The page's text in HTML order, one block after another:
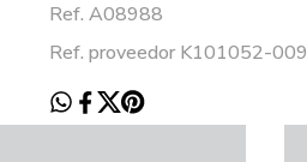
Ref. A08988
Ref. proveedor K101052-009